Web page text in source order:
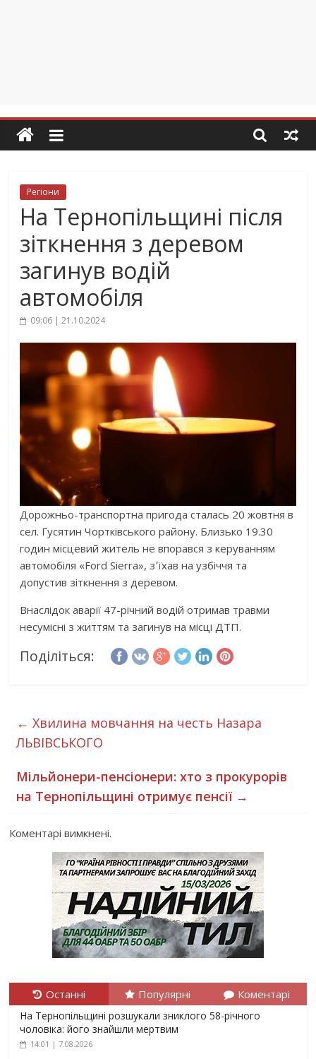
Регіони
На Тернопільщині після
зіткнення з деревом
загинув водій
автомобіля
09:06 | 21.10.2024
Дорожньо-транспортна пригода сталась 20 жовтня в
сел. Гусятин Чортківського району. Близько 19.30
годин місцевий житель не впорався з керуванням
автомобіля «Ford Sierra», з՚їхав на узбіччя та
допустив зіткнення з деревом.
Внаслідок аварії 47-річний водій отримав травми
несумісні з життям та загинув на місці ДТП.
Поділіться:
← Хвилина мовчання на честь Назара
ЛЬВІВСЬКОГО
Мільйонери-пенсіонери: хто з прокурорів
на Тернопільщині отримує пенсії →
Коментарі вимкнені.
Останні Популярні Коментарі
На Тернопільщині розшукали зниклого 58-річного
чоловіка: його знайшли мертвим
14:01 | 7.08.2026